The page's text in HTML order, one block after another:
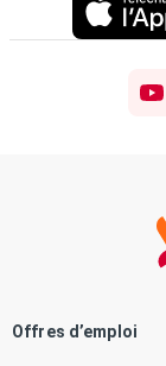
Offres d’emploi